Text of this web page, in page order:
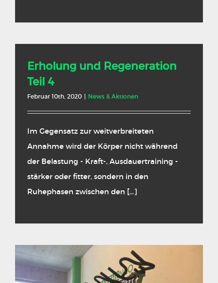
Erholung und Regeneration
Teil 4
Februar 10th, 2020 | News & Aktionen
Im Gegensatz zur weitverbreiteten
Annahme wird der Körper nicht während
der Belastung - Kraft-, Ausdauertraining -
stärker oder fitter, sondern in den
Ruhephasen zwischen den [...]